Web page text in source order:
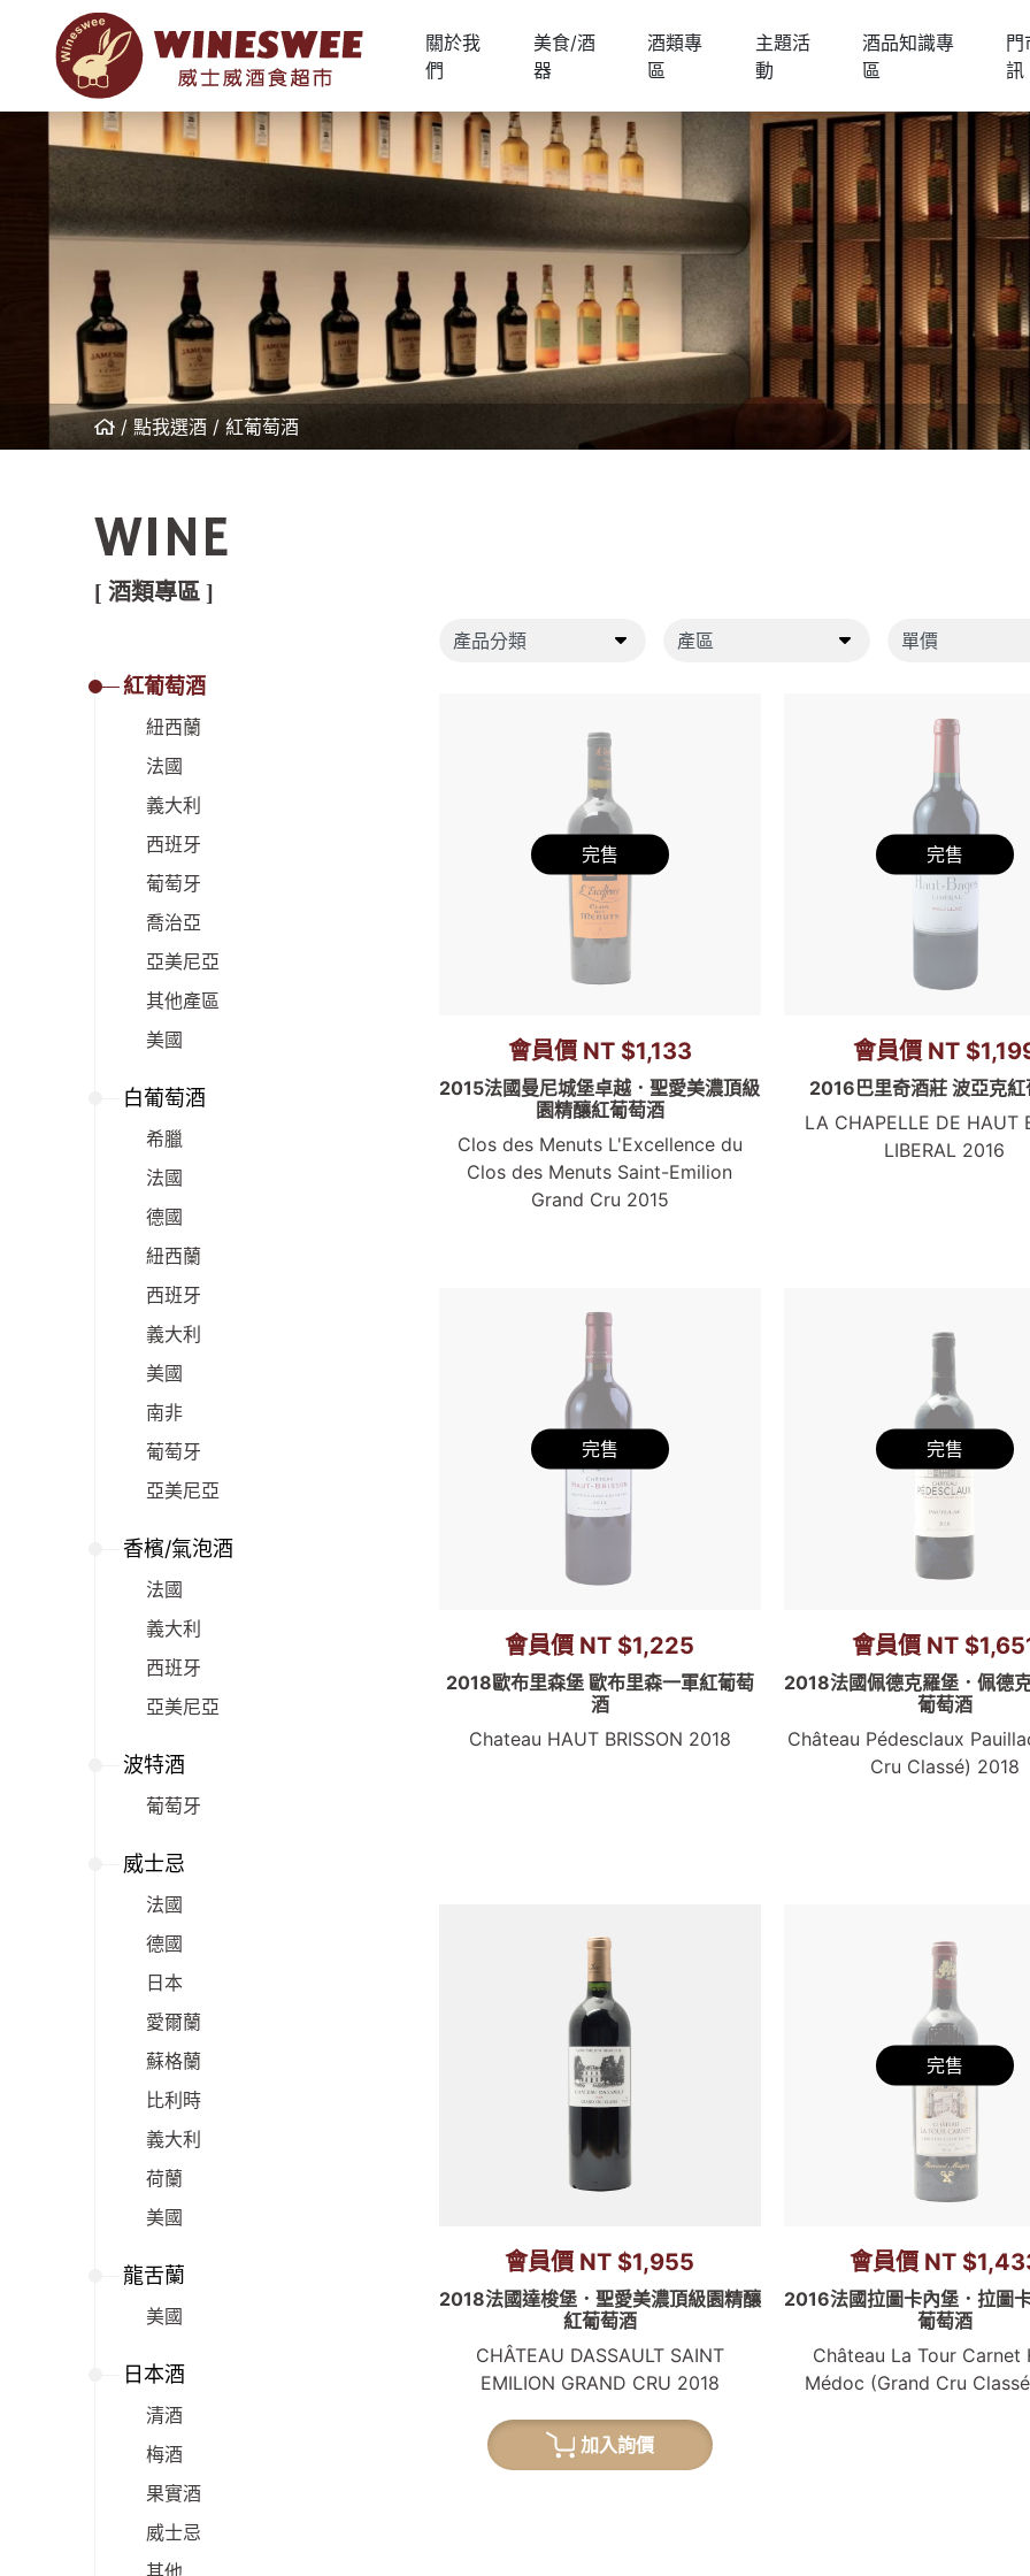
關於我
們
美食/酒
器
酒類專
區
主題活
動
酒品知識專
區
門
訊
點我選酒 紅葡萄酒
WINE
[ 酒類專區 ]
紅葡萄酒
紐西蘭
法國
義大利
西班牙
葡萄牙
喬治亞
亞美尼亞
其他產區
美國
白葡萄酒
希臘
法國
德國
紐西蘭
西班牙
義大利
美國
南非
葡萄牙
亞美尼亞
香檳/氣泡酒
法國
義大利
西班牙
亞美尼亞
波特酒
葡萄牙
威士忌
法國
德國
日本
愛爾蘭
蘇格蘭
比利時
義大利
荷蘭
美國
龍舌蘭
美國
日本酒
清酒
梅酒
果實酒
威士忌
完售
會員價 NT $1,133
2015法國曼尼城堡卓越．聖愛美濃頂級
園精釀紅葡萄酒
Clos des Menuts L'Excellence du
Clos des Menuts Saint-Emilion
Grand Cru 2015
完售
會員價 NT
2016巴里奇酒莊 波亞克紅
LA CHAPELLE DE HAUT
LIBERAL 2016
完售
會員價 NT $1,225
2018歐布里森堡 歐布里森一軍紅葡萄
酒
Chateau HAUT BRISSON 2018
完售
會員價 NT
2018法國佩德克羅堡．佩德
葡萄酒
Château Pédesclaux
Cru Classé) 2018
會員價 NT $1,955
2018法國達梭堡．聖愛美濃頂級園精釀
紅葡萄酒
CHÂTEAU DASSAULT SAINT
EMILION GRAND CRU 2018
加入詢價
完售
會員價 NT
2016法國拉圖卡內堡．拉圖
葡萄酒
Château La Tour Carnet
Médoc (Grand Cru